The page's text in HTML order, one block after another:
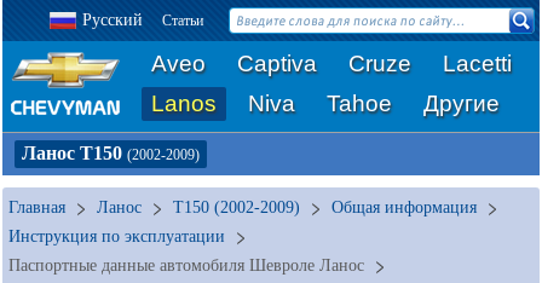
Русский Статьи
Aveo Captiva Cruze
Lacetti
Lanos
Niva Tahoe Другие
Ланос Т150 (2002-2009)
Главная Ланос T150 (2002-2009)
Общая информация
Инструкция по эксплуатации
Паспортные данные автомобиля Шевроле Ланос